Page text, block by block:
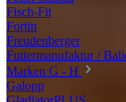
Fisch-Fit
Fortin
Freudenberger
Futtermanufaktur /
Marken G - H
Galopp